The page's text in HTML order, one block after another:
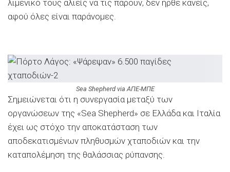
λιμενικό τους αλιείς να τις πάρουν, δεν ήρθε κανείς,
αφού όλες είναι παράνομες.
Sea Shepherd via ΑΠΕ-ΜΠΕ
Σημειώνεται ότι η συνεργασία μεταξύ των
οργανώσεων της «Sea Shepherd» σε Ελλάδα και Ιταλία
έχει ως στόχο την αποκατάσταση των
αποδεκατισμένων πληθυσμών χταποδιών και την
καταπολέμηση της θαλάσσιας ρύπανσης.